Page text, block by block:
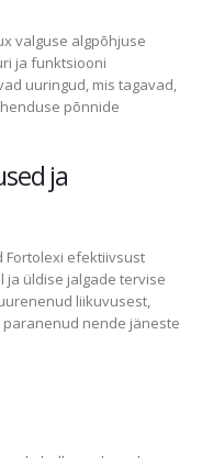
valguse algpõhjuse
ja funktsiooni
uuringud, mis tagavad,
põnnide
ja
Fortolexi efektiivsust
ja üldise jalgade tervise
liikuvusest,
nende jäneste